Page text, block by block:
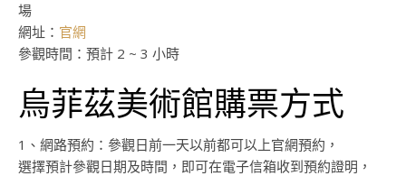
場
網址： 官網
參觀時間：預計 2 ~ 3 小時
烏菲茲美術館購票方式
1、網路預約：參觀日前一天以前都可以上官網預約，
選擇預計參觀日期及時間，即可在電子信箱收到預約證明，